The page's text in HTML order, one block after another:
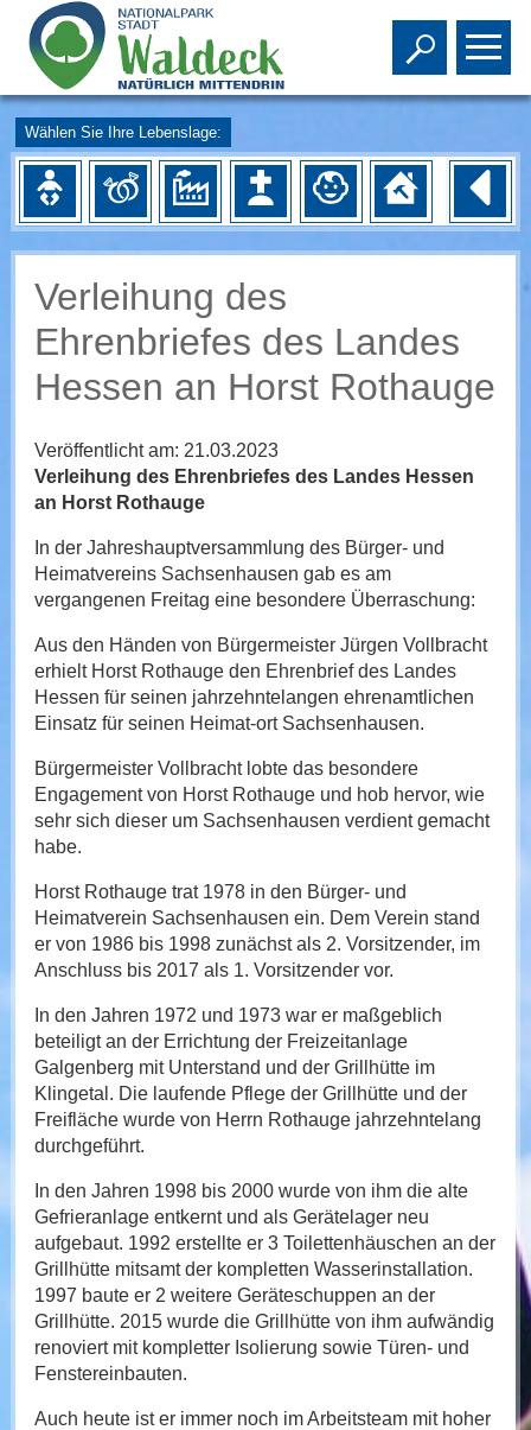
Toggle
Wählen Sie Ihre Lebenslage:
Verleihung des
Ehrenbriefes des Landes
Hessen an Horst Rothauge
Veröffentlicht am: 21.03.2023
Verleihung des Ehrenbriefes des Landes Hessen
an Horst Rothauge
In der Jahreshauptversammlung des Bürger- und
Heimatvereins Sachsenhausen gab es am
vergangenen Freitag eine besondere Überraschung:
Aus den Händen von Bürgermeister Jürgen Vollbracht
erhielt Horst Rothauge den Ehrenbrief des Landes
Hessen für seinen jahrzehntelangen ehrenamtlichen
Einsatz für seinen Heimat-ort Sachsenhausen.
Bürgermeister Vollbracht lobte das besondere
Engagement von Horst Rothauge und hob hervor, wie
sehr sich dieser um Sachsenhausen verdient gemacht
habe.
Horst Rothauge trat 1978 in den Bürger- und
Heimatverein Sachsenhausen ein. Dem Verein stand
er von 1986 bis 1998 zunächst als 2. Vorsitzender, im
Anschluss bis 2017 als 1. Vorsitzender vor.
In den Jahren 1972 und 1973 war er maßgeblich
beteiligt an der Errichtung der Freizeitanlage
Galgenberg mit Unterstand und der Grillhütte im
Klingetal. Die laufende Pflege der Grillhütte und der
Freifläche wurde von Herrn Rothauge jahrzehntelang
durchgeführt.
In den Jahren 1998 bis 2000 wurde von ihm die alte
Gefrieranlage entkernt und als Gerätelager neu
aufgebaut. 1992 erstellte er 3 Toilettenhäuschen an der
Grillhütte mitsamt der kompletten Wasserinstallation.
1997 baute er 2 weitere Geräteschuppen an der
Grillhütte. 2015 wurde die Grillhütte von ihm aufwändig
renoviert mit kompletter Isolierung sowie Türen- und
Fenstereinbauten.
Auch heute ist er immer noch im Arbeitsteam mit hoher